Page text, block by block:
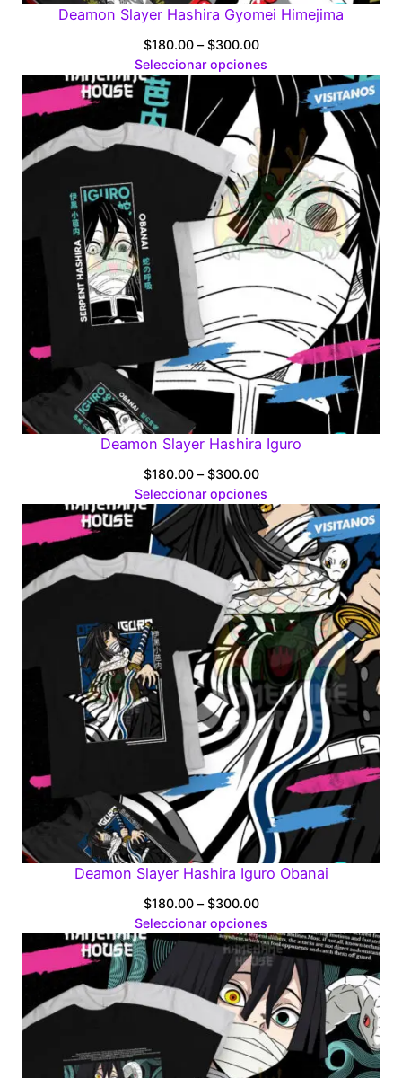
Deamon Slayer Hashira Gyomei Himejima
$180.00 – $300.00Price
range:
$180.00
through
$300.00
Seleccionar opciones
Deamon Slayer Hashira Iguro
$180.00 – $300.00Price
range:
$180.00
through
$300.00
Seleccionar opciones
Deamon Slayer Hashira Iguro Obanai
$180.00 – $300.00Price
range:
$180.00
through
$300.00
Seleccionar opciones